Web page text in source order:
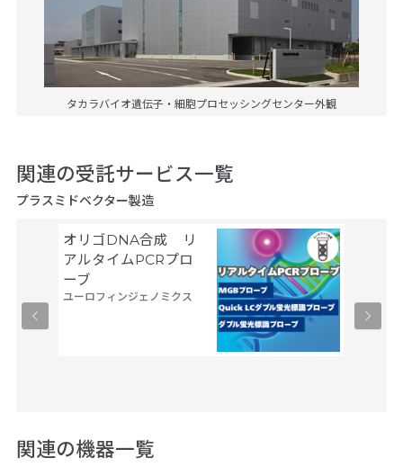
タカラバイオ遺伝子・細胞プロセッシングセンター外観
関連の受託サービス一覧
プラスミドベクター製造
オリゴDNA合成 リ
アルタイムPCRプロ
ーブ
ユーロフィンジェノミクス
関連の機器一覧